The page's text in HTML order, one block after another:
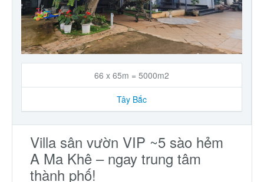
66 x 65m = 5000m2
Tây Bắc
Villa sân vườn VIP ~5 sào hẻm
A Ma Khê – ngay trung tâm
thành phố!